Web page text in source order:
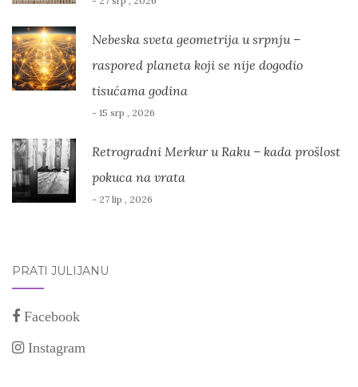
Nebeska sveta geometrija u srpnju –
raspored planeta koji se nije dogodio
tisućama godina
- 15 srp , 2026
Retrogradni Merkur u Raku – kada prošlost
pokuca na vrata
- 27 lip , 2026
PRATI JULIJANU
Facebook
Instagram